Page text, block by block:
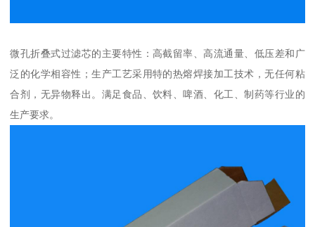
微孔折叠式过滤芯的主要特性：高截留率、高流通量、低压差和广
泛的化学相容性；生产工艺采用特的热熔焊接加工技术，无任何粘
合剂，无异物释出。满足食品、饮料、啤酒、化工、制药等行业的
生产要求。